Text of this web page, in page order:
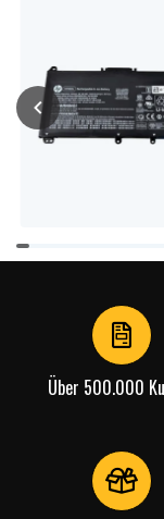
Item
1
Über 500.000